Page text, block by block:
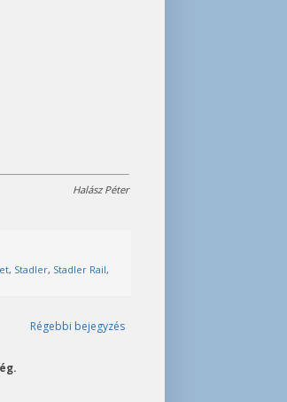
Halász Péter
, Stadler, Stadler Rail,
Régebbi bejegyzés